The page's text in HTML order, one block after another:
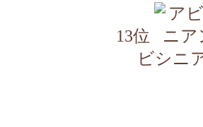
13位
ビシニ